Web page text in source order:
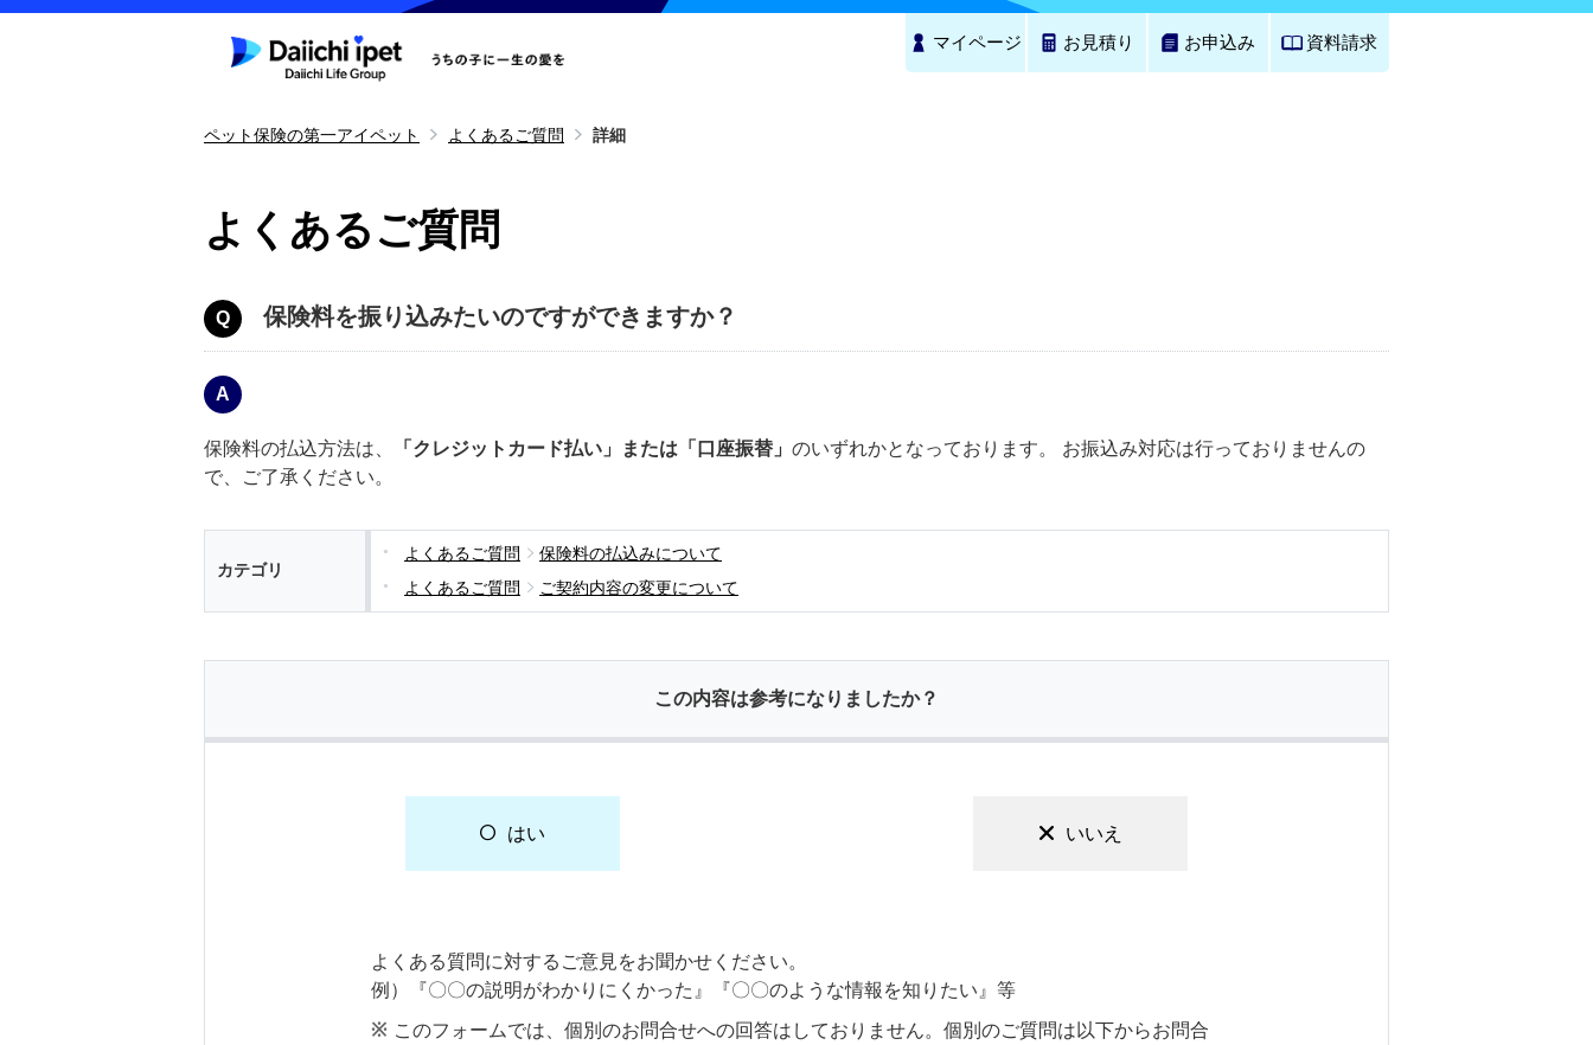
マイページ お見積り お申込み 資料請求
ペット保険の第一アイペット よくあるご質問 詳細
よくあるご質問
保険料を振り込みたいのですができますか？
保険料の払込方法は、 「クレジットカード払い」または「口座振替」 のいずれかとなっております。 お振込み対応は行っておりませんの
で、ご了承ください。
カテゴリ
よくあるご質問
保険料の払込みについて
よくあるご質問
ご契約内容の変更について
この内容は参考になりましたか？
はい いいえ
よくある質問に対するご意見をお聞かせください。
例）『〇〇の説明がわかりにくかった』『〇〇のような情報を知りたい』等
このフォームでは、個別のお問合せへの回答はしておりません。個別のご質問は以下からお問合